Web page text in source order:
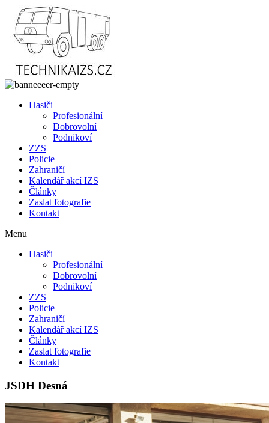
Přejít
obsahu
Hasiči
Profesionální
Dobrovolní
Podnikoví
ZZS
Policie
Zahraničí
Kalendář akcí IZS
Články
Zaslat fotografie
Kontakt
Menu
Hasiči
Profesionální
Dobrovolní
Podnikoví
ZZS
Policie
Zahraničí
Kalendář akcí IZS
Články
Zaslat fotografie
Kontakt
JSDH Desná